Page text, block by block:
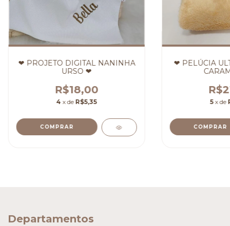
❤ PROJETO DIGITAL NANINHA
URSO ❤
R$18,00
4 x de R$5,35
❤ PELÚCIA
5 x de
COMPRAR
Departamentos